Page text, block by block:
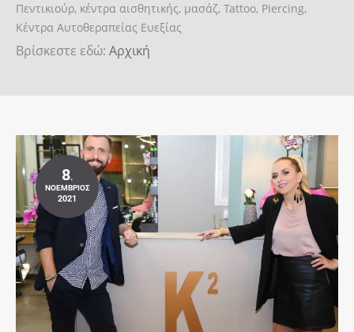
Πεντικιούρ, κέντρα αισθητικής, μασάζ, Tattoo, Piercing,
Κέντρα Αυτοθεραπείας Ευεξίας
Βρίσκεστε εδώ: Αρχική
8.
ΝΟΈΜΒΡΙΟΣ
2021